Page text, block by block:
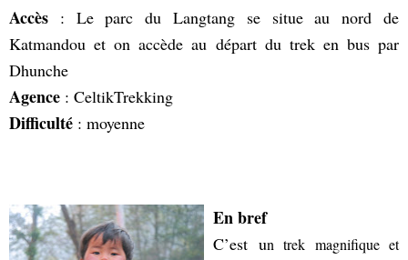
Accès : Le parc du Langtang se situe au nord de
Katmandou et on accède au départ du trek en bus par
Dhunche
Agence : CeltikTrekking
Difficulté : moyenne
En bref
C’est un trek magnifique et